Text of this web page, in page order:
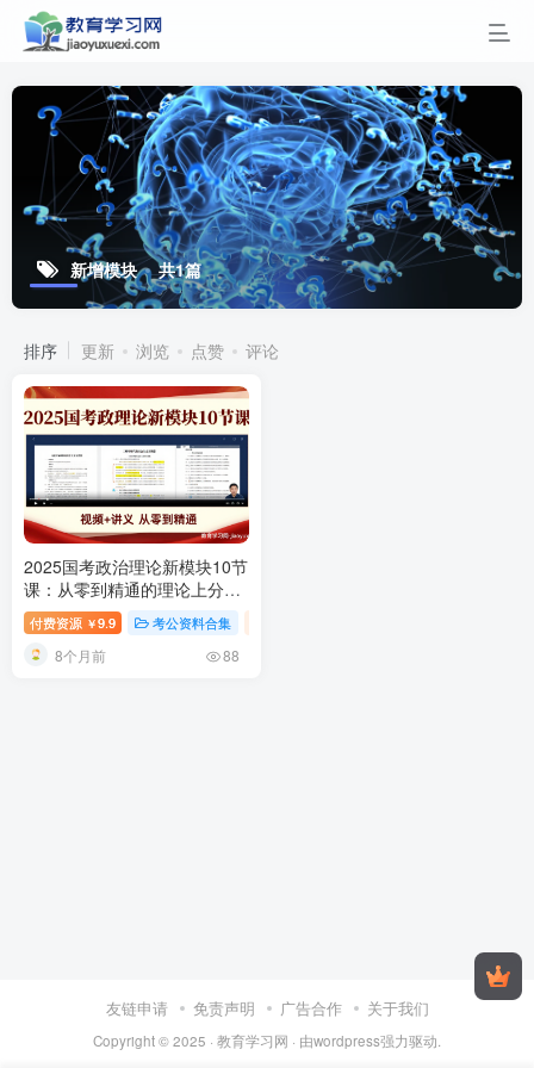
新增模块 共1篇
排序 更新 浏览 点赞 评论
2025国考政治理论新模块10节
课：从零到精通的理论上分路
径|李梦娇2025国考政治理论
备考教程
付费资源 ￥9.9 考公资料合集
8个月前 88
友链申请 免责声明 广告合作 关于我们
Copyright © 2025 · 教育学习网 · 由wordpress强力驱动.